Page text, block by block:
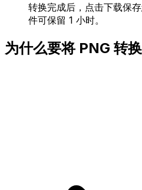
转换完成后，点击下载保
件可保留 1 小时。
为什么要将 PNG 转